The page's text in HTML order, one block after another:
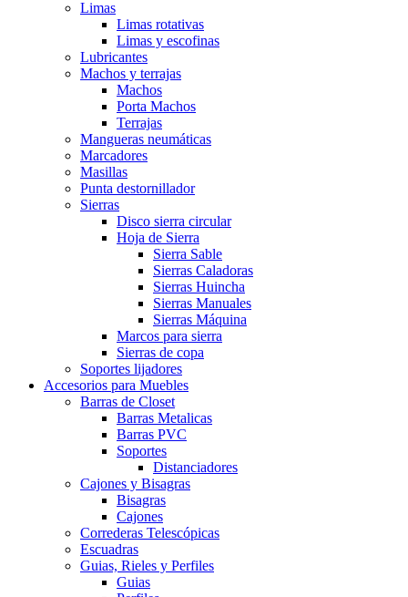
Limas
Limas rotativas
Limas y escofinas
Lubricantes
Machos y terrajas
Machos
Porta Machos
Terrajas
Mangueras neumáticas
Marcadores
Masillas
Punta destornillador
Sierras
Disco sierra circular
Hoja de Sierra
Sierra Sable
Sierras Caladoras
Sierras Huincha
Sierras Manuales
Sierras Máquina
Marcos para sierra
Sierras de copa
Soportes lijadores
Accesorios para Muebles
Barras de Closet
Barras Metalicas
Barras PVC
Soportes
Distanciadores
Cajones y Bisagras
Bisagras
Cajones
Correderas Telescópicas
Escuadras
Guias, Rieles y Perfiles
Guias